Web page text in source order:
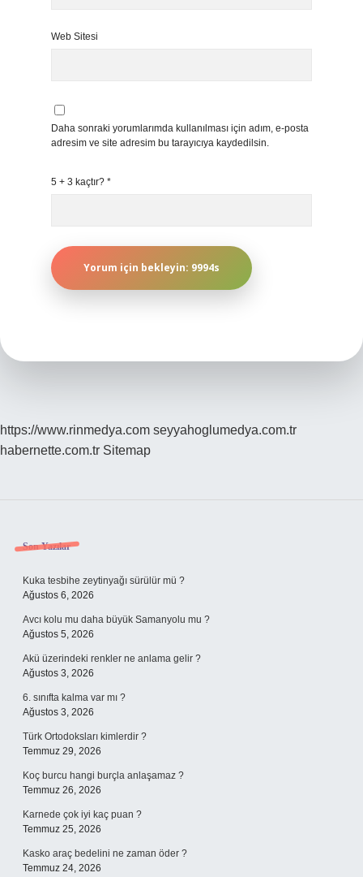
Web Sitesi
Daha sonraki yorumlarımda kullanılması için adım, e-posta
adresim ve site adresim bu tarayıcıya kaydedilsin.
5 + 3 kaçtır? *
https://www.rinmedya.com seyyahoglumedya.com.tr
habernette.com.tr Sitemap
Sidebar
Son Yazılar
Kuka tesbihe zeytinyağı sürülür mü ?
Ağustos 6, 2026
Avcı kolu mu daha büyük Samanyolu mu ?
Ağustos 5, 2026
Akü üzerindeki renkler ne anlama gelir ?
Ağustos 3, 2026
6. sınıfta kalma var mı ?
Ağustos 3, 2026
Türk Ortodoksları kimlerdir ?
Temmuz 29, 2026
Koç burcu hangi burçla anlaşamaz ?
Temmuz 26, 2026
Karnede çok iyi kaç puan ?
Temmuz 25, 2026
Kasko araç bedelini ne zaman öder ?
Temmuz 24, 2026